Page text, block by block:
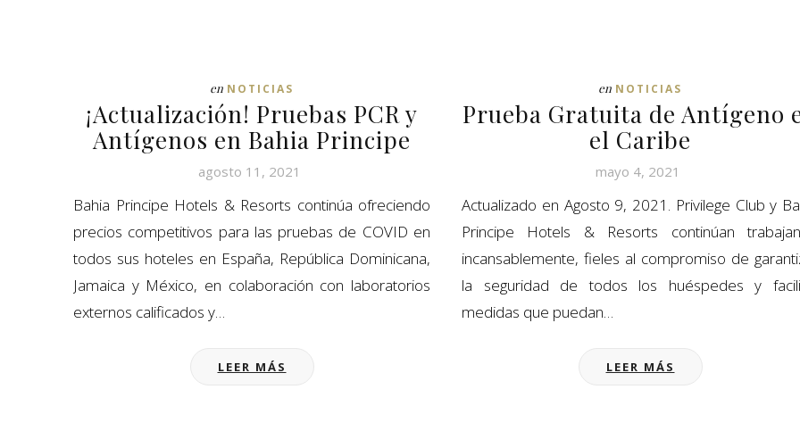
en NOTICIAS
¡Actualización! Pruebas PCR y
Antígenos en Bahia Principe
agosto 11, 2021
Bahia Principe Hotels & Resorts continúa ofreciendo
precios competitivos para las pruebas de COVID en
todos sus hoteles en España, República Dominicana,
Jamaica y México, en colaboración con laboratorios
externos calificados y…
LEER MÁS
en NOTICIAS
Prueba Gratuita de Antígeno
el Caribe
mayo 4, 2021
Actualizado en Agosto 9, 2021. Privilege Club y
Principe Hotels & Resorts continúan
incansablemente, fieles al compromiso de
la seguridad de todos los huéspedes y
medidas que puedan…
LEER MÁS